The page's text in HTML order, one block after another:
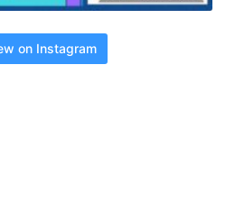
on Instagram